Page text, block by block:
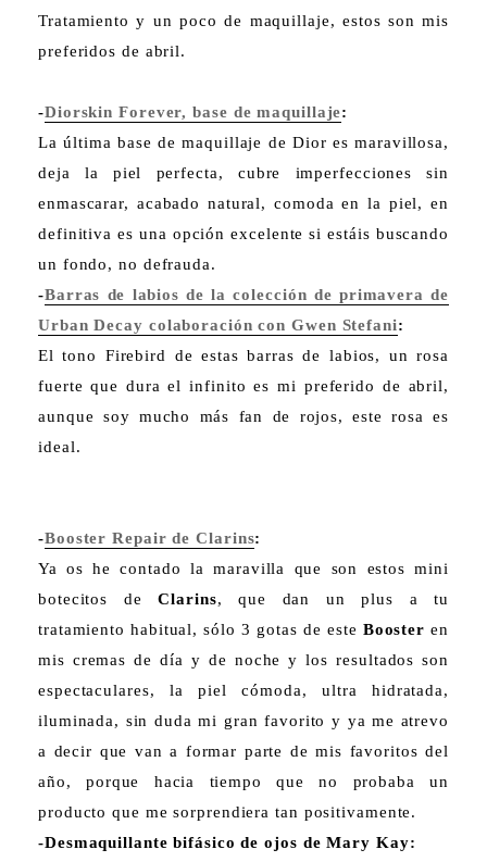
Tratamiento y un poco de maquillaje, estos son mis
preferidos de abril.
-Diorskin Forever, base de maquillaje:
La última base de maquillaje de Dior es maravillosa,
deja la piel perfecta, cubre imperfecciones sin
enmascarar, acabado natural, comoda en la piel, en
definitiva es una opción excelente si estáis buscando
un fondo, no defrauda.
-Barras de labios de la colección de primavera de
Urban Decay colaboración con Gwen Stefani:
El tono Firebird de estas barras de labios, un rosa
fuerte que dura el infinito es mi preferido de abril,
aunque soy mucho más fan de rojos, este rosa es
ideal.
-Booster Repair de Clarins:
Ya os he contado la maravilla que son estos mini
botecitos deClarins, que dan un plus a tu
tratamiento habitual, sólo 3 gotas de este Booster en
mis cremas de día y de noche y los resultados son
espectaculares, la piel cómoda, ultra hidratada,
iluminada, sin duda mi gran favorito y ya me atrevo
a decir que van a formar parte de mis favoritos del
año, porque hacia tiempo que no probaba un
producto que me sorprendiera tan positivamente.
-Desmaquillante bifásico de ojos de Mary Kay: